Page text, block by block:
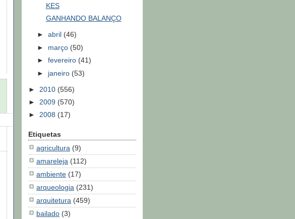
KES
GANHANDO BALANÇO
► abril (46)
► março (50)
► fevereiro (41)
► janeiro (53)
► 2010 (556)
► 2009 (570)
► 2008 (17)
Etiquetas
agricultura (9)
amareleja (112)
ambiente (17)
arqueologia (231)
arquitetura (459)
bailado (3)